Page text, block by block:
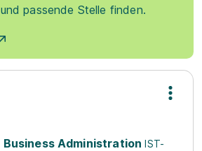
passende Stelle finden.
Administration IST-